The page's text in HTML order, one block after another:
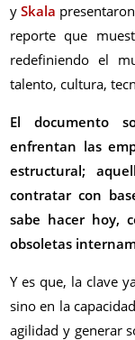
ySkala
reporte que
redefiniendo el
talento, cultura,
El documento
enfrentan las
estructural;
contratar con
sabe hacer hoy,
obsoletas
Y es que, la clave
sino en la
agilidad y generar